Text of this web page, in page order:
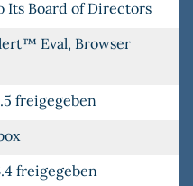
Its Board of Directors
Eval, Browser
freigegeben
freigegeben